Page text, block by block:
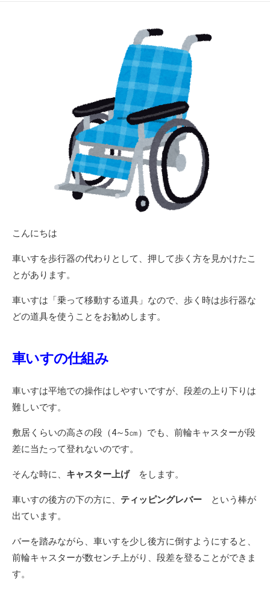
こんにちは
車いすを歩行器の代わりとして、押して歩く方を見かけたこ
とがあります。
車いすは「乗って移動する道具」なので、歩く時は歩行器な
どの道具を使うことをお勧めします。
車いすの仕組み
車いすは平地での操作はしやすいですが、段差の上り下りは
難しいです。
敷居くらいの高さの段（4～5㎝）でも、前輪キャスターが段
差に当たって登れないのです。
そんな時に、 キャスター上げ をします。
車いすの後方の下の方に、 ティッピングレバー という棒が
出ています。
バーを踏みながら、車いすを少し後方に倒すようにすると、
前輪キャスターが数センチ上がり、段差を登ることができま
す。